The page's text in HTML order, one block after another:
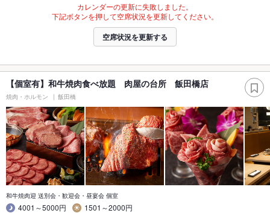
カレンダーの更新に失敗しました。
下記ボタンを押して空席状況を更新してください。
空席状況を更新する
【個室有】和牛焼肉食べ放題 肉屋の台所 飯田橋店
焼肉・ホルモン 飯田橋
和牛焼肉迎 送別会・歓迎会・昼宴会 個室
4001～5000円
1501～2000円